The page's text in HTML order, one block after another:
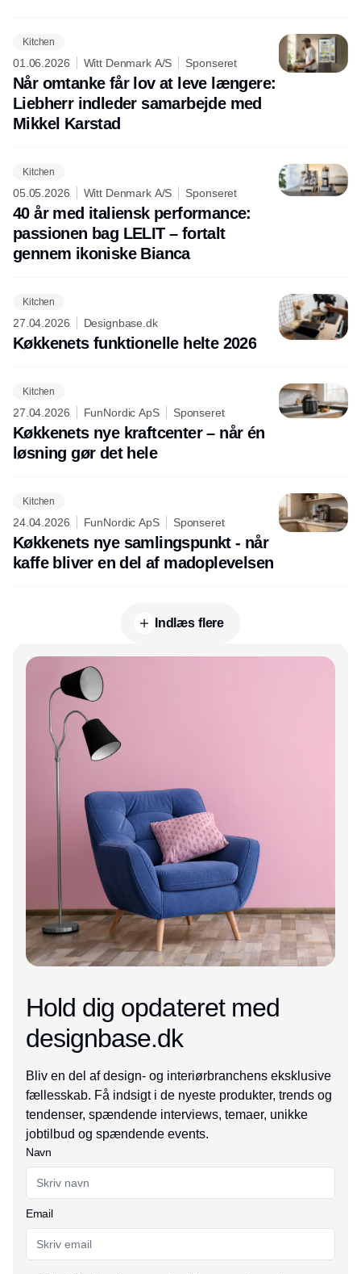
Kitchen
01.06.2026 Witt Denmark A/S Sponseret
Når omtanke får lov at leve længere:
Liebherr indleder samarbejde med
Mikkel Karstad
Kitchen
05.05.2026 Witt Denmark A/S Sponseret
40 år med italiensk performance:
passionen bag LELIT – fortalt
gennem ikoniske Bianca
Kitchen
27.04.2026 Designbase.dk
Køkkenets funktionelle helte 2026
Kitchen
27.04.2026 FunNordic ApS Sponseret
Køkkenets nye kraftcenter – når én
løsning gør det hele
Kitchen
24.04.2026 FunNordic ApS Sponseret
Køkkenets nye samlingspunkt - når
kaffe bliver en del af madoplevelsen
Indlæs flere
Annonce
Hold dig opdateret med
designbase.dk
Bliv en del af design- og interiørbranchens eksklusive
fællesskab. Få indsigt i de nyeste produkter, trends og
tendenser, spændende interviews, temaer, unikke
jobtilbud og spændende events.
Navn
Email